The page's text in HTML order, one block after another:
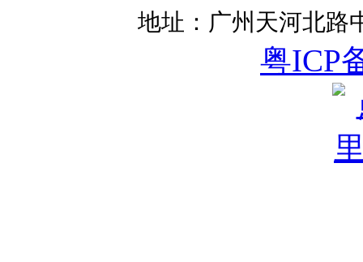
地址：广州天河北路
粤ICP